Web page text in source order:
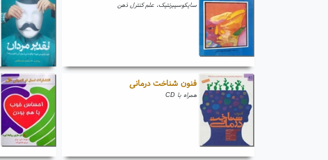
سایکوسیبرنتیک، علم کنترل ذهن
فنون شناخت درمانی
همراه با CD